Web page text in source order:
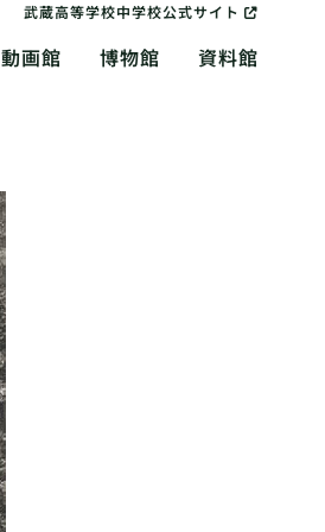
武蔵高等学校中学校公式サイト
動画館 博物館 資料館